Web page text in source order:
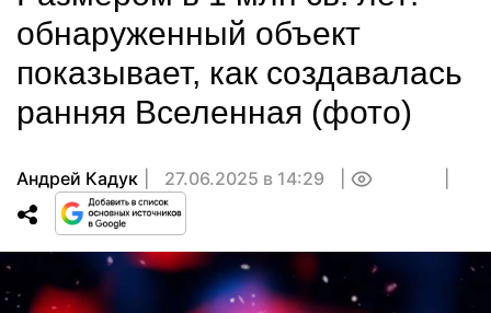
обнаруженный объект
показывает, как создавалась
ранняя Вселенная (фото)
Андрей Кадук 27.06.2025 в 14:29